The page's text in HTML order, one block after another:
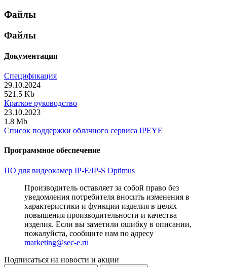
Файлы
Файлы
Документация
Спецификация
29.10.2024
521.5 Kb
Краткое руководство
23.10.2023
1.8 Mb
Список поддержки облачного сервиса IPEYE
Программное обеспечение
ПО для видеокамер IP-E/IP-S Optimus
Производитель оставляет за собой право без
уведомления потребителя вносить изменения в
характеристики и функции изделия в целях
повышения производительности и качества
изделия. Если вы заметили ошибку в описании,
пожалуйста, сообщите нам по адресу
marketing@sec-e.ru
Подписаться на новости и акции